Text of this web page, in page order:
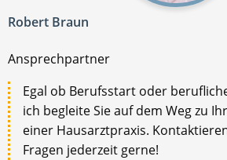
Robert Braun
Ansprechpartner
Egal ob Berufsstart oder
ich begleite Sie auf dem Weg zu
einer Hausarztpraxis.
Fragen jederzeit gerne!